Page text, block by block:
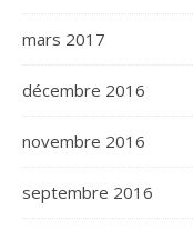
mars 2017
décembre 2016
novembre 2016
septembre 2016